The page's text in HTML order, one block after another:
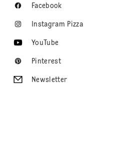
Facebook
Instagram Pizza
YouTube
Pinterest
Newsletter